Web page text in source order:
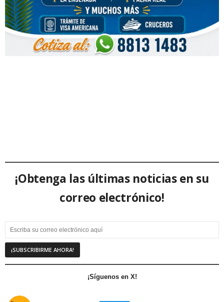
¡Obtenga las últimas noticias en su
correo electrónico!
¡Síguenos en X!